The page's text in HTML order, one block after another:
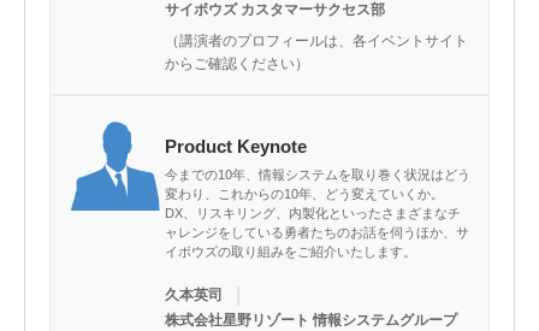
サイボウズ カスタマーサクセス部
（講演者のプロフィールは、各イベントサイト
からご確認ください）
Product Keynote
今までの10年、情報システムを取り巻く状況はどう
変わり、これからの10年、どう変えていくか。
DX、リスキリング、内製化といったさまざまなチ
ャレンジをしている勇者たちのお話を伺うほか、サ
イボウズの取り組みをご紹介いたします。
久本英司
株式会社星野リゾート 情報システムグループ